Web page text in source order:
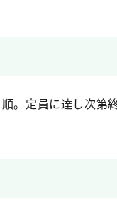
。定員に達し次第